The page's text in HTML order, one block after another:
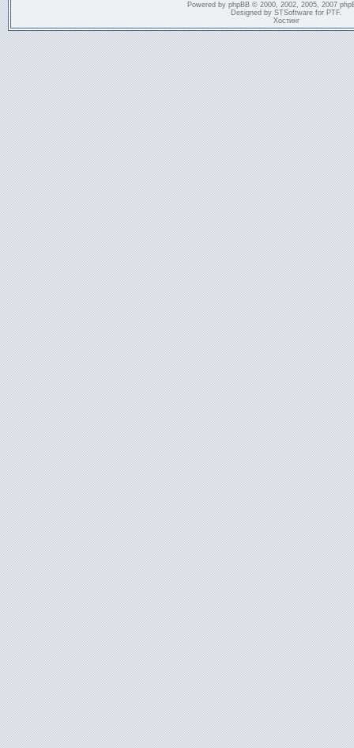
Powered by phpBB© 2000, 2002, 2005, 2007
Designed by STSoftwarefor PTF.
Хостинг